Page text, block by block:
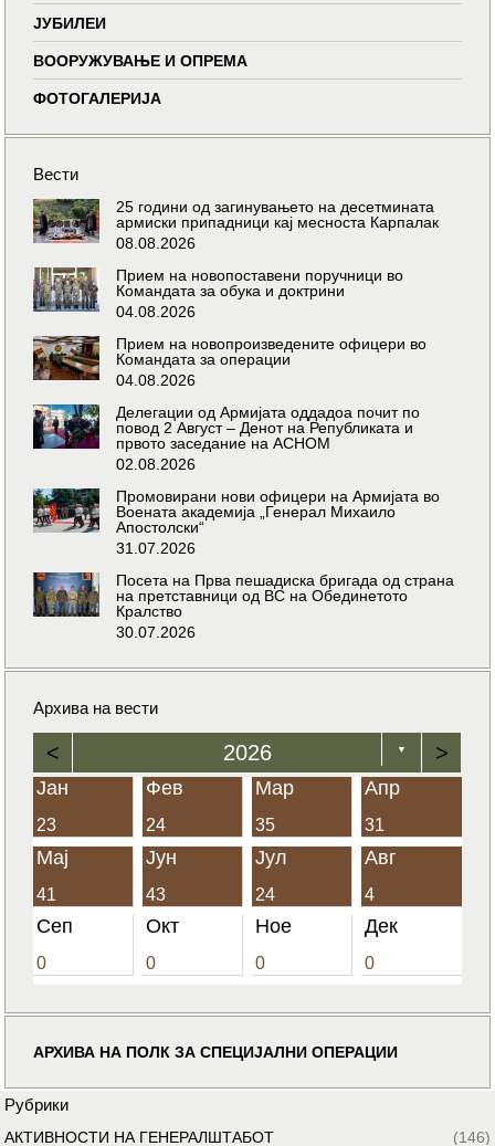
ЈУБИЛЕИ
ВООРУЖУВАЊЕ И ОПРЕМА
ФОТОГАЛЕРИЈА
Вести
25 години од загинувањето на десетмината
армиски припадници кај месноста Карпалак
08.08.2026
Прием на новопоставени поручници во
Командата за обука и доктрини
04.08.2026
Прием на новопроизведените офицери во
Командата за операции
04.08.2026
Делегации од Армијата оддадоа почит по
повод 2 Август – Денот на Републиката и
првото заседание на АСНОМ
02.08.2026
Промовирани нови офицери на Армијата во
Воената академија „Генерал Михаило
Апостолски“
31.07.2026
Посета на Прва пешадиска бригада од страна
на претставници од ВС на Обединетото
Кралство
30.07.2026
Архива на вести
< 2026 ▼ >
Јан
23
Фев
24
Мар
35
Апр
31
Мај
41
Јун
43
Јул
24
Авг
4
Сеп
0
Окт
0
Ное
0
Дек
0
АРХИВА НА ПОЛК ЗА СПЕЦИЈАЛНИ ОПЕРАЦИИ
Рубрики
АКТИВНОСТИ НА ГЕНЕРАЛШТАБОТ (146)